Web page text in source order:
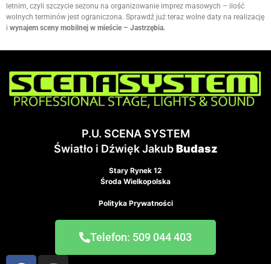
letnim, czyli szczycie sezonu na organizowanie imprez masowych – ilość
wolnych terminów jest ograniczona. Sprawdź już teraz wolne daty na realizację
i wynajem sceny mobilnej w mieście – Jastrzębia.
P.U. SCENA SYSTEM
Światło i Dźwięk JakubBudasz
Stary Rynek 12
Środa Wielkopolska
Polityka Prywatności
Telefon: 509 044 403